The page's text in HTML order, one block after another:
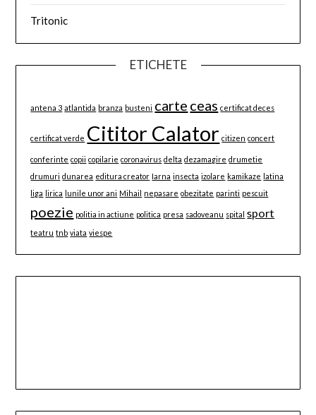
Tritonic
ETICHETE
antena 3 atlantida branza busteni carte ceas certificat deces
certificat verde Cititor Calator citizen concert
conferinte copii copilarie coronavirus delta dezamagire drumetie
drumuri dunarea editura creator Iarna insecta izolare kamikaze latina
liga lirica lunile unor ani Mihail nepasare obezitate parinti pescuit
poezie politia in actiune politica presa sadoveanu spital sport
teatru tnb viata viespe